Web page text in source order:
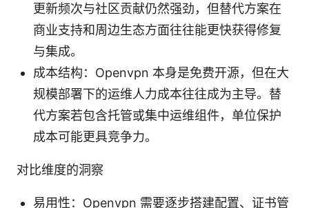
更新频次与社区贡献仍然强劲，但替代方案在
商业支持和周边生态方面往往能更快获得修复
与集成。
成本结构：Openvpn 本身是免费开源，但在大
规模部署下的运维人力成本往往成为主导。替
代方案若包含托管或集中运维组件，单位保护
成本可能更具竞争力。
对比维度的洞察
易用性：Openvpn 需要逐步搭建配置、证书管